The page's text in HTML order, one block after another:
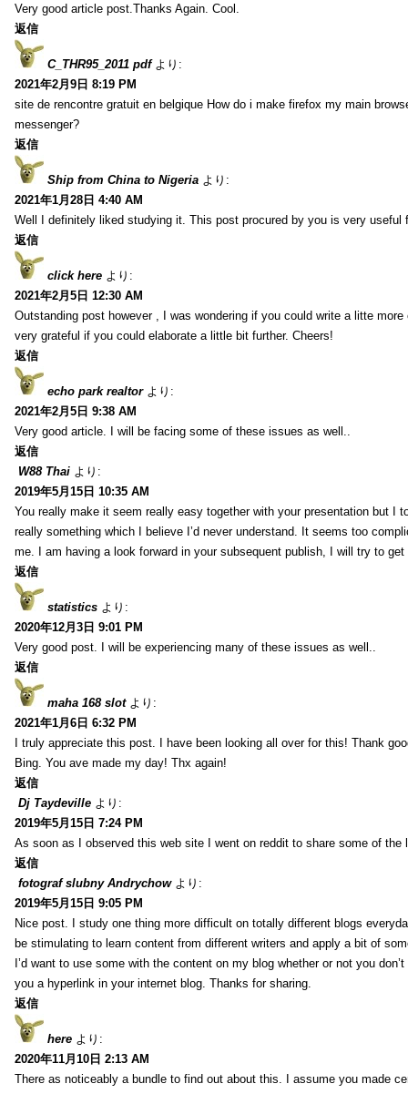
Very good article post.Thanks Again. Cool.
返信
C_THR95_2011 pdf より:
2021年2月9日 8:19 PM
site de rencontre gratuit en belgique How do i make firefox my main
messenger?
返信
Ship from China to Nigeria より:
2021年1月28日 4:40 AM
Well I definitely liked studying it. This post procured by you is very useful
返信
click here より:
2021年2月5日 12:30 AM
Outstanding post however , I was wondering if you could write a litte
very grateful if you could elaborate a little bit further. Cheers!
返信
echo park realtor より:
2021年2月5日 9:38 AM
Very good article. I will be facing some of these issues as well..
返信
W88 Thai より:
2019年5月15日 10:35 AM
You really make it seem really easy together with your presentation but I
really something which I believe I’d never understand. It seems too
me. I am having a look forward in your subsequent publish, I will try to
返信
statistics より:
2020年12月3日 9:01 PM
Very good post. I will be experiencing many of these issues as well..
返信
maha 168 slot より:
2021年1月6日 6:32 PM
I truly appreciate this post. I have been looking all over for this! Thank
Bing. You ave made my day! Thx again!
返信
Dj Taydeville より:
2019年5月15日 7:24 PM
As soon as I observed this web site I went on reddit to share some of the
返信
fotograf slubny Andrychow より:
2019年5月15日 9:05 PM
Nice post. I study one thing more difficult on totally different blogs
be stimulating to learn content from different writers and apply a bit of
I’d want to use some with the content on my blog whether or not you
you a hyperlink in your internet blog. Thanks for sharing.
返信
here より:
2020年11月10日 2:13 AM
There as noticeably a bundle to find out about this. I assume you made